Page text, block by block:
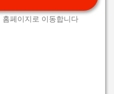
홈페이지로 이동합니다